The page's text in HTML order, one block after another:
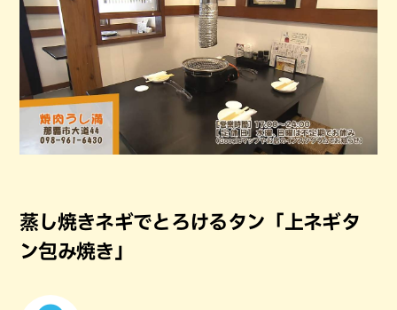
蒸し焼きネギでとろけるタン「上ネギタ
ン包み焼き」